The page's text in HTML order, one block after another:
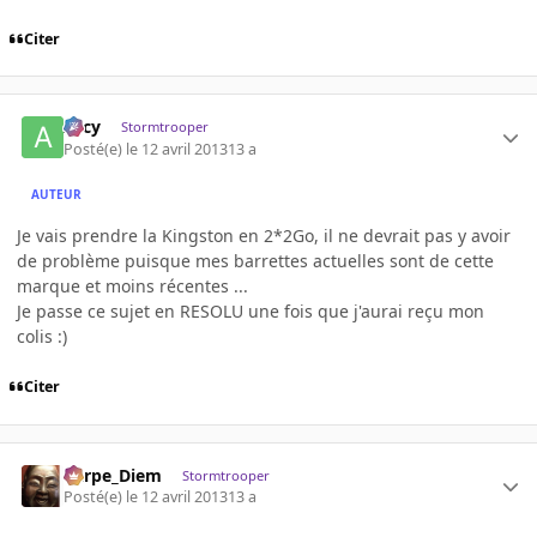
Citer
Arcy Stormtrooper
Posté(e) le 12 avril 201313 a
AUTEUR
Je vais prendre la Kingston en 2*2Go, il ne devrait pas y avoir
de problème puisque mes barrettes actuelles sont de cette
marque et moins récentes ...
Je passe ce sujet en RESOLU une fois que j'aurai reçu mon
colis :)
Citer
Carpe_Diem Stormtrooper
Posté(e) le 12 avril 201313 a